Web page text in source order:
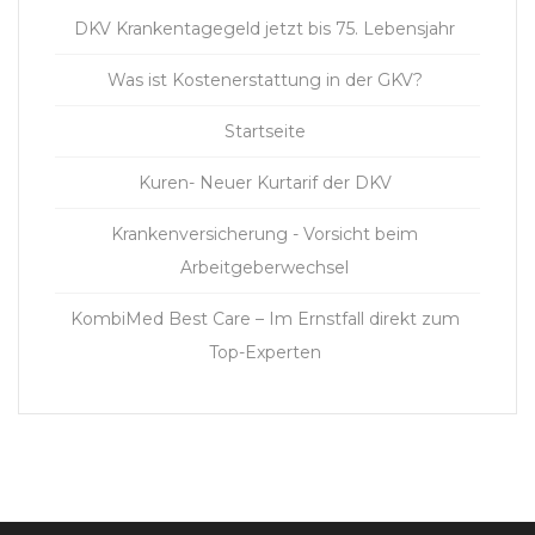
DKV Krankentagegeld jetzt bis 75. Lebensjahr
Was ist Kostenerstattung in der GKV?
Startseite
Kuren- Neuer Kurtarif der DKV
Krankenversicherung - Vorsicht beim
Arbeitgeberwechsel
KombiMed Best Care – Im Ernstfall direkt zum
Top-Experten